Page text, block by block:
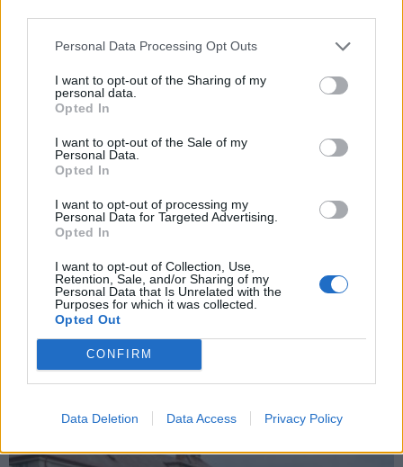
Personal Data Processing Opt Outs
I want to opt-out of the Sharing of my
personal data.
Opted In
I want to opt-out of the Sale of my
Personal Data.
Opted In
I want to opt-out of processing my
Personal Data for Targeted Advertising.
Opted In
I want to opt-out of Collection, Use,
Retention, Sale, and/or Sharing of my
Personal Data that Is Unrelated with the
Purposes for which it was collected.
Opted Out
CONFIRM
Data Deletion Data Access Privacy Policy
Kraj zmodernizuje učiliště v Hluboši
Radek Ctibor - 28. 7. 2023
STŘEDNÍ ČECHY/HLUBOŠ - V rámci modernizace krajských středních
škol krajští radní odsouhlasili vyhlášení dvou veřejných zakázek – na